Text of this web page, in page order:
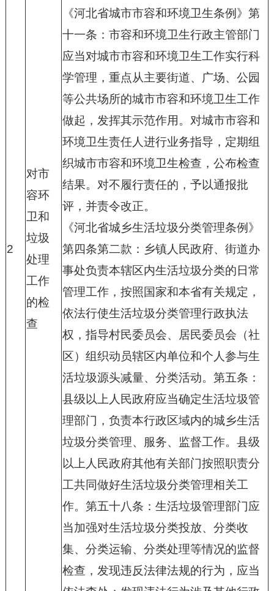
2
对市
容环
卫和
垃圾
处理
工作
的检
查
《河北省城市市容和环境卫生条例》第
十一条：市容和环境卫生行政主管部门
应当对城市市容和环境卫生工作实行科
学管理，重点从主要街道、广场、公园
等公共场所的城市市容和环境卫生工作
做起，发挥其示范作用。对城市市容和
环境卫生责任人进行业务指导，定期组
织城市市容和环境卫生检查，公布检查
结果。对不履行责任的，予以通报批
评，并责令改正。
《河北省城乡生活垃圾分类管理条例》
第四条第二款：乡镇人民政府、街道办
事处负责本辖区内生活垃圾分类的日常
管理工作，按照国家和本省有关规定，
依法行使生活垃圾分类管理行政执法
权，指导村民委员会、居民委员会（社
区）组织动员辖区内单位和个人参与生
活垃圾源头减量、分类活动。第五条：
县级以上人民政府应当确定生活垃圾管
理部门，负责本行政区域内的城乡生活
垃圾分类管理、服务、监督工作。县级
以上人民政府其他有关部门按照职责分
工共同做好生活垃圾分类管理相关工
作。第五十八条：生活垃圾管理部门应
当加强对生活垃圾分类投放、分类收
集、分类运输、分类处理等情况的监督
检查，发现违反法律法规的行为，应当